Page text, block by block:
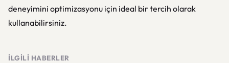
deneyimini optimizasyonu için ideal bir tercih olarak
kullanabilirsiniz.
İLGILI HABERLER